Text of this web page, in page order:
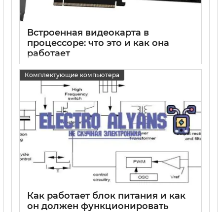
Встроенная видеокарта в
процессоре: что это и как она
работает
Комплектующие компьютера
Как работает блок питания и как
он должен функционировать